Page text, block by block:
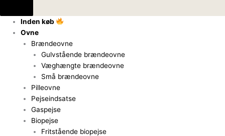
Inden køb
Ovne
Brændeovne
Gulvstående brændeovne
Væghængte brændeovne
Små brændeovne
Pilleovne
Pejseindsatse
Gaspejse
Biopejse
Fritstående biopejse